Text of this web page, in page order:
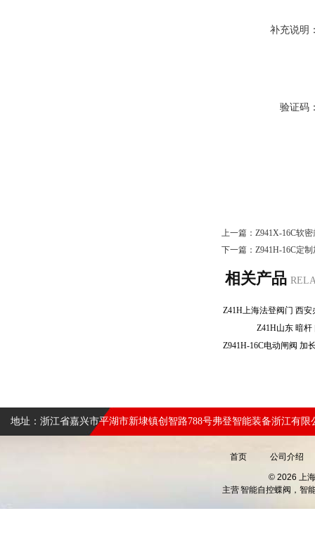
补充说明
验证码
上一篇： Z941X-16C软
下一篇： Z941H-16C定
相关产品
Z41H山东 暗
地址：浙江省嘉兴市平湖市新埭镇创智路788号弗登智能装备浙江有限
首页 公司介绍
© 2026 上
主营智能自控蝶阀，智